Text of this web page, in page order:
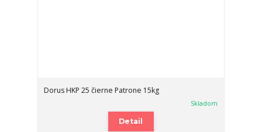
Dorus HKP 25 čierne Patrone 15kg
Skladom
Detail